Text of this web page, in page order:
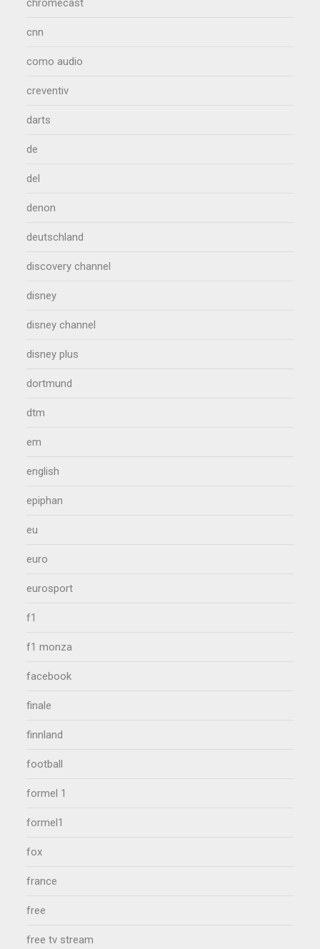
chromecast
cnn
como audio
creventiv
darts
de
del
denon
deutschland
discovery channel
disney
disney channel
disney plus
dortmund
dtm
em
english
epiphan
eu
euro
eurosport
f1
f1 monza
facebook
finale
finnland
football
formel 1
formel1
fox
france
free
free tv stream